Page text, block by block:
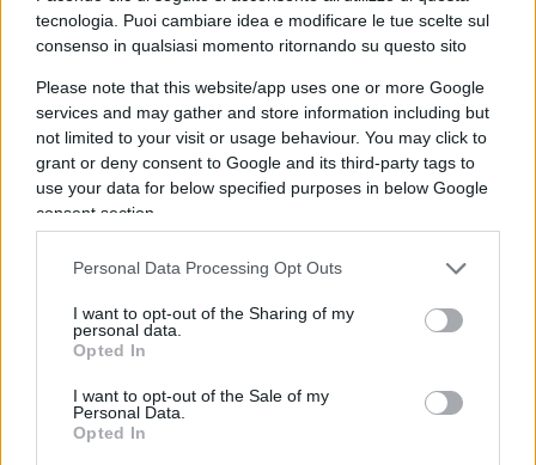
tecnologia. Puoi cambiare idea e modificare le tue scelte sul
consenso in qualsiasi momento ritornando su questo sito
Please note that this website/app uses one or more Google
services and may gather and store information including but
not limited to your visit or usage behaviour. You may click to
grant or deny consent to Google and its third-party tags to
use your data for below specified purposes in below Google
consent section.
Personal Data Processing Opt Outs
I want to opt-out of the Sharing of my
personal data.
Opted In
I want to opt-out of the Sale of my
Personal Data.
Opted In
lavoro”. È andata davvero così?
Beh, insomma. A vedere i primi dati, quelli
ufficiali dello sciopero, ad esempio nella scuola, i
numeri sono piuttosto impietosi per la capacità
democratica di raggiungere, diciamo, un quorum
di credibilità.Solo il 2,4% dei dirigenti ha
scioperato
e solo il 6,5% dei docenti ha fatto lo
dipendenti pubblici in Italia, cioè quello della
pubblica istituzione. Non che le cose siano andate
meglio nei trasporti, almeno nel settore dei treni
visti i dati di percorrenza dove tutti i mezzi ad alta
velocità sono riusciti ad andare “in porto”. Lo